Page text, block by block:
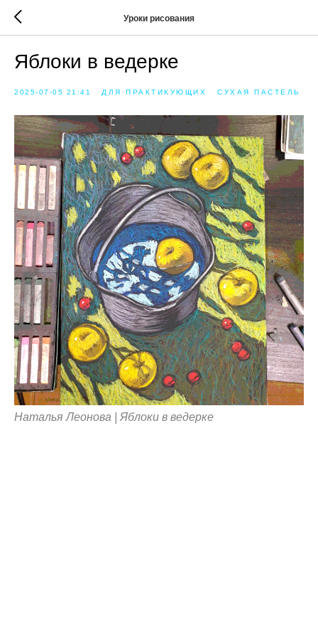
Уроки рисования
Яблоки в ведерке
2025-07-05 21:41 ДЛЯ ПРАКТИКУЮЩИХ СУХАЯ ПАСТЕЛЬ
Наталья Леонова | Яблоки в ведерке